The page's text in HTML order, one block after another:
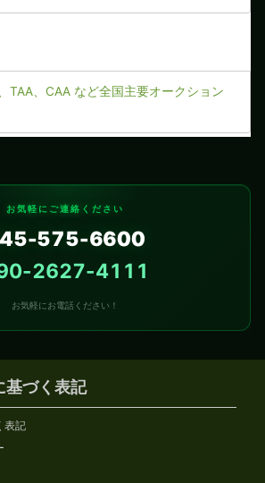
TAA、CAA など全国主要オークション
お気軽にご連絡ください
575-6600
2627-4111
お気軽にお電話ください！
基づく表記
表記